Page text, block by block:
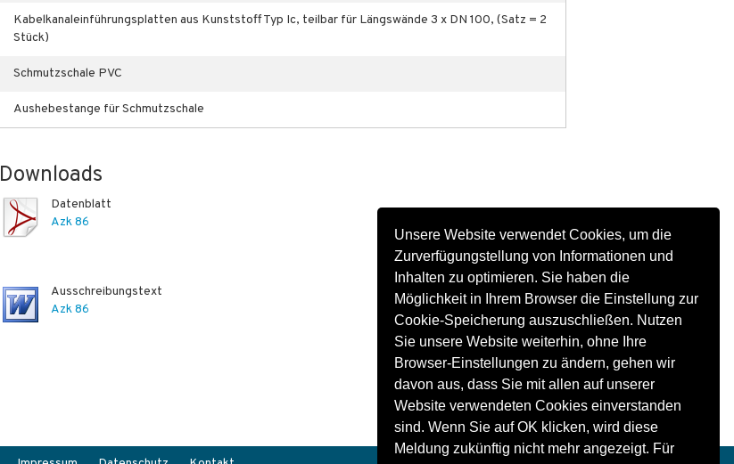
Unsere Website verwendet Cookies, um die
Zurverfügungstellung von Informationen und
Inhalten zu optimieren. Sie haben die
Möglichkeit in Ihrem Browser die Einstellung zur
Cookie-Speicherung auszuschließen. Nutzen
Sie unsere Website weiterhin, ohne Ihre
Browser-Einstellungen zu ändern, gehen wir
davon aus, dass Sie mit allen auf unserer
Website verwendeten Cookies einverstanden
sind. Wenn Sie auf OK klicken, wird diese
Meldung zukünftig nicht mehr angezeigt. Für
Kabelkanaleinführungsplatten aus Kunststoff Typ Ic, teilbar für Längswände 3 x DN 100, (Satz = 2
Stück)
Schmutzschale PVC
Aushebestange für Schmutzschale
Downloads
Datenblatt
Azk 86
Ausschreibungstext
Azk 86